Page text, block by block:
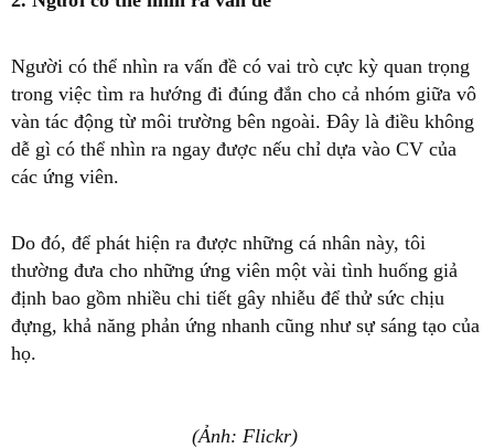
Người có thể nhìn ra vấn đề có vai trò cực kỳ quan trọng
trong việc tìm ra hướng đi đúng đắn cho cả nhóm giữa vô
vàn tác động từ môi trường bên ngoài. Đây là điều không
dễ gì có thể nhìn ra ngay được nếu chỉ dựa vào CV của
các ứng viên.
Do đó, để phát hiện ra được những cá nhân này, tôi
thường đưa cho những ứng viên một vài tình huống giả
định bao gồm nhiều chi tiết gây nhiễu để thử sức chịu
đựng, khả năng phản ứng nhanh cũng như sự sáng tạo của
họ.
(Ảnh: Flickr)